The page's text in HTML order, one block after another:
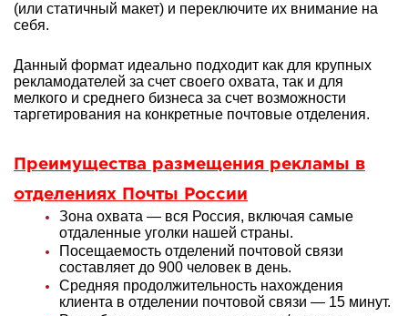
(или статичный макет) и переключите их внимание на
себя.
Данный формат идеально подходит как для крупных
рекламодателей за счет своего охвата, так и для
мелкого и среднего бизнеса за счет возможности
таргетирования на конкретные почтовые отделения.
Преимущества размещения рекламы в
отделениях Почты России
Зона охвата — вся Россия, включая самые
отдаленные уголки нашей страны.
Посещаемость отделений почтовой связи
составляет до 900 человек в день.
Средняя продолжительность нахождения
клиента в отделении почтовой связи — 15 минут.